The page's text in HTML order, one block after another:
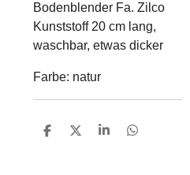
Bodenblender Fa. Zilco
Kunststoff 20 cm lang,
waschbar, etwas dicker
Farbe: natur
T
T
T
T